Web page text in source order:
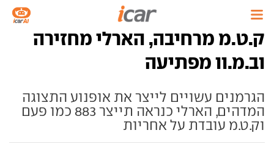
ק.ט.מ מרחיבה, הארלי מחזירה
וב.מ.וו מפתיעה
הגרמנים עשויים לייצר את אופנוע התצוגה
המדהים, הארלי כנראה תייצר 883 כמו פעם
וק.ט.מ עובדת על אחריות